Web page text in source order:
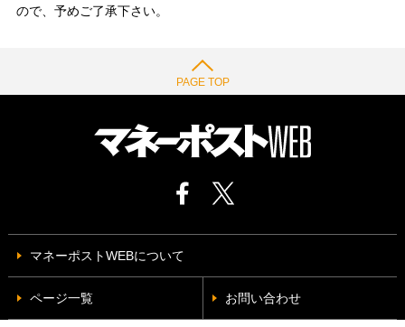
ので、予めご了承下さい。
PAGE TOP
マネーポストWEBについて
ページ一覧 お問い合わせ